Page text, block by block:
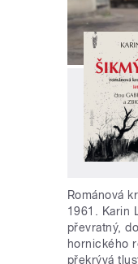
Románová
1961. Karin
převratný,
hornického
překrývá